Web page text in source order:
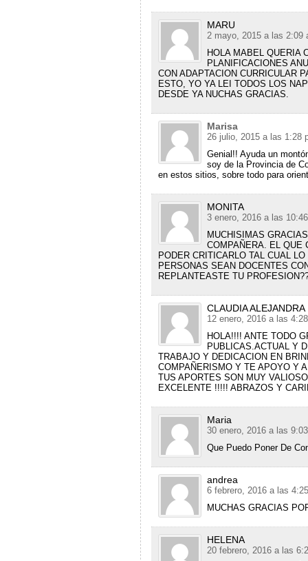
MARU
2 mayo, 2015 a las 2:09
HOLA MABEL QUERIA
PLANIFICACIONES
CON ADAPTACION CURRICULAR
ESTO, YO YA LEI TODOS LOS
DESDE YA NUCHAS GRACIAS.
Marisa
26 julio, 2015 a las 1:28
Genial!! Ayuda un
soy de la Provincia de
en estos sitios, sobre todo para
MONITA
3 enero, 2016 a las
MUCHISIMAS
COMPAÑERA. EL QUE
PODER CRITICARLO TAL CUAL
PERSONAS SEAN DOCENTES
REPLANTEASTE TU
CLAUDIA ALEJANDRA
12 enero, 2016 a las
HOLA!!!! ANTE TODO
PUBLICAS.ACTUAL Y
TRABAJO Y DEDICACION EN
COMPAÑERISMO Y TE APOYO Y
TUS APORTES SON MUY
EXCELENTE !!!!! ABRAZOS Y
Maria
30 enero, 2016 a las
Que Puedo Poner De
andrea
6 febrero, 2016 a las
MUCHAS GRACIAS
HELENA
20 febrero, 2016 a las